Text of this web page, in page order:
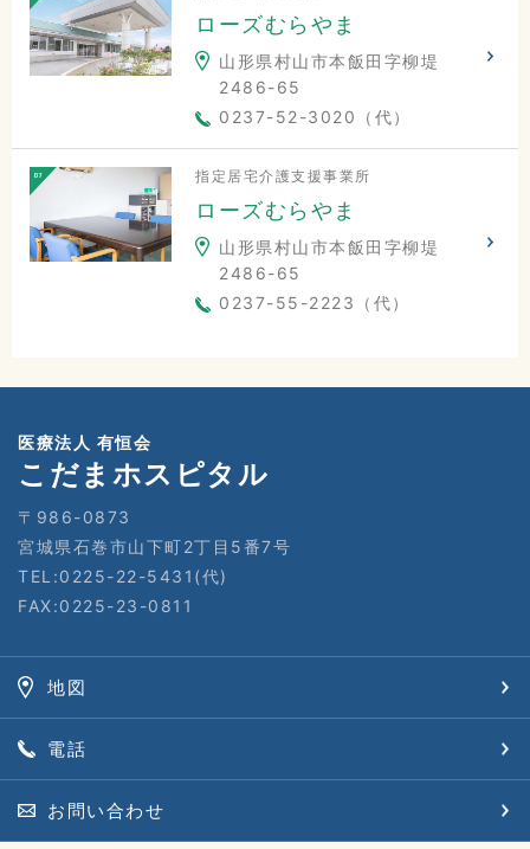
ローズむらやま
山形県村山市本飯田字柳堤
2486-65
0237-52-3020（代）
指定居宅介護支援事業所
ローズむらやま
山形県村山市本飯田字柳堤
2486-65
0237-55-2223（代）
医療法人 有恒会
こだまホスピタル
〒986-0873
宮城県石巻市山下町2丁目5番7号
TEL:0225-22-5431(代)
FAX:0225-23-0811
地図
電話
お問い合わせ